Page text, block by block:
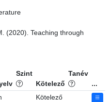
(2020). Teaching through
Szint
Kötelező
Tanév
...
Kötelező